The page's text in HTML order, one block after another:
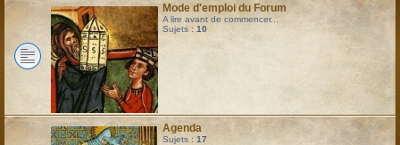
Mode d'emploi du Forum
A lire avant de commencer...
Sujets : 10
Agenda
Sujets : 17